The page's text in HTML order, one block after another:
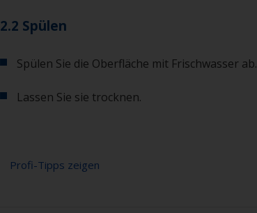
2.2 Spülen
Spülen Sie die Oberfläche mit Frischwasser ab.
Lassen Sie sie trocknen.
Profi-Tipps zeigen